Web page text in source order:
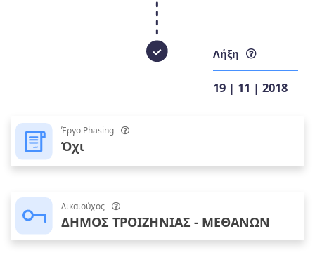
Λήξη
19 | 11 | 2018
Έργο Phasing
Όχι
Δικαιούχος
ΔΗΜΟΣ ΤΡΟΙΖΗΝΙΑΣ - ΜΕΘΑΝΩΝ